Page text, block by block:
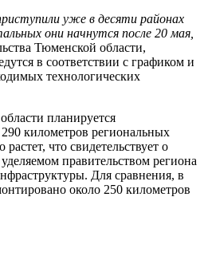
уже в десяти районах
они начнутся после 20 мая,
Тюменской области,
в соответствии с графиком и
технологических
планируется
километров региональных
что свидетельствует о
правительством региона
Для сравнения, в
около 250 километров